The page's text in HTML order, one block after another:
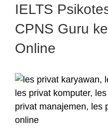
IELTS
CPNS Guru
Online